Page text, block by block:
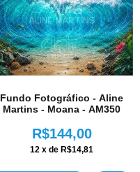
Fundo Fotográfico - Aline
Martins - Moana - AM350
R$144,00
12 x de R$14,81